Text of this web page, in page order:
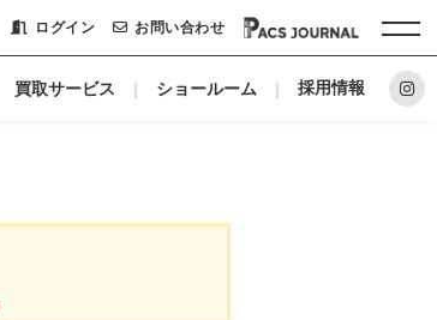
ログイン お問い合わせ
買取サービス ショールーム 採用情報